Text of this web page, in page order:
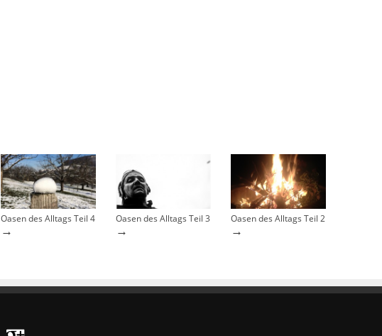
Oasen des Alltags Teil 4
→
Oasen des Alltags Teil 3
→
Oasen des Alltags Teil 2
→